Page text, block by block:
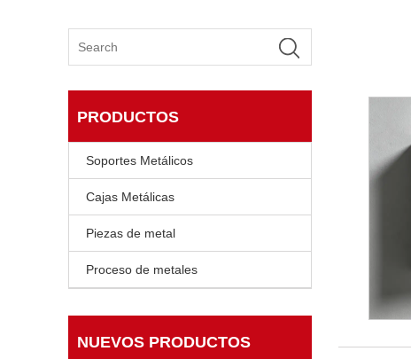
PRODUCTOS
Soportes Metálicos
Cajas Metálicas
Piezas de metal
Proceso de metales
NUEVOS PRODUCTOS